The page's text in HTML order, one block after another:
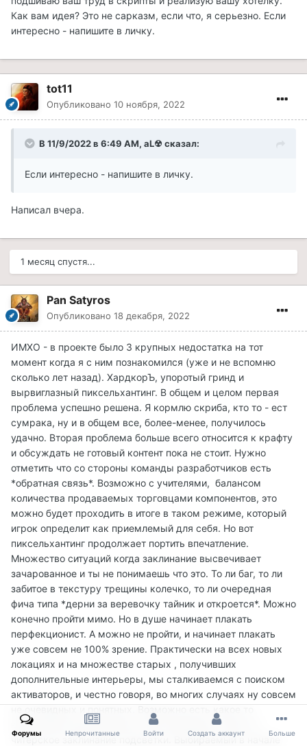
Эта проблема поднималась ещё год назад или
больше, мной же, наверное, говорили об этом и
отдельные есп файлы, и либо через настройки
лаунчера, либо через настройки в игре дайте выбор
людям (не только мне).
Как вам идея? Это не сарказм, если что, я серьезно. Если
интересно - напишите в личку.
tot11
Опубликовано 10 ноября, 2022
В 11/9/2022 в 6:49 AM, aL☢ сказал:
Если интересно - напишите в личку.
Написал вчера.
1 месяц спустя...
Pan Satyros
Опубликовано 18 декабря, 2022
ИМХО - в проекте было 3 крупных недостатка на тот
момент когда я с ним познакомился (уже и не вспомню
сколько лет назад). ХардкорЪ, упоротый гринд и
вырвиглазный пиксельхантинг. В общем и целом первая
проблема успешно решена. Я кормлю скриба, кто то - ест
сумрака, ну и в общем все, более-менее, получилось
удачно. Вторая проблема больше всего относится к крафту
и обсуждать не готовый контент пока не стоит. Нужно
отметить что со стороны команды разработчиков есть
*обратная связь*. Возможно с учителями, балансом
количества продаваемых торговцами компонентов, это
можно будет проходить в итоге в таком режиме, который
игрок определит как приемлемый для себя. Но вот
пиксельхантинг продолжает портить впечатление.
Множество ситуаций когда заклинание высвечивает
зачарованное и ты не понимаешь что это. То ли баг, то ли
забитое в текстуру трещины колечко, то ли очередная
фича типа *дерни за веревочку тайник и откроется*. Можно
конечно пройти мимо. Но в душе начинает плакать
перфекционист. А можно не пройти, и начинает плакать
уже совсем не 100% зрение. Практически на всех новых
локациях и на множестве старых , получивших
дополнительные интерьеры, мы сталкиваемся с поиском
активаторов, и честно говоря, во многих случаях ну совсем
компромиссное решение и этой проблемы. Какое то
читерское заклинание подсветки. Выбираемый в начале
Форумы Непрочитанные Войти Создать аккаунт Больше